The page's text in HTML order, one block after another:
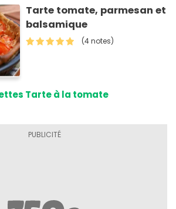
Tarte tomate, parmesan et
balsamique
(4 notes)
Tarte à la tomate